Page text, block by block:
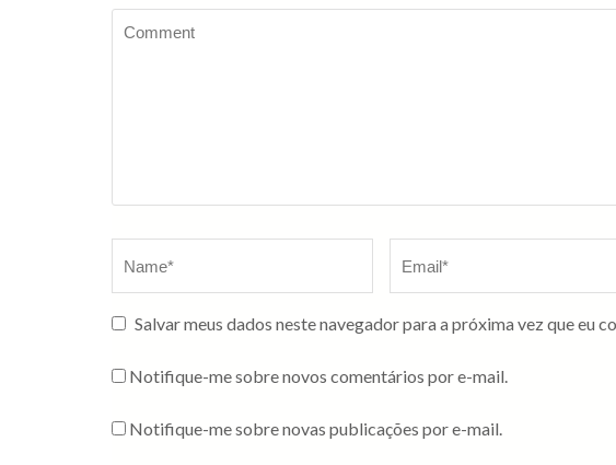
Salvar meus dados neste navegador para a próxima vez que eu
Notifique-me sobre novos comentários por e-mail.
Notifique-me sobre novas publicações por e-mail.